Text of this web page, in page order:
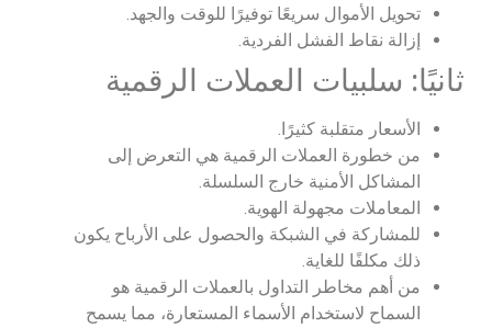
تحويل الأموال سريعًا توفيرًا للوقت والجهد.
إزالة نقاط الفشل الفردية.
ثانيًا: سلبيات العملات الرقمية
الأسعار متقلبة كثيرًا.
من خطورة العملات الرقمية هي التعرض إلى
المشاكل الأمنية خارج السلسلة.
المعاملات مجهولة الهوية.
للمشاركة في الشبكة والحصول على الأرباح يكون
ذلك مكلفًا للغاية.
من أهم مخاطر التداول بالعملات الرقمية هو
السماح لاستخدام الأسماء المستعارة، مما يسمح